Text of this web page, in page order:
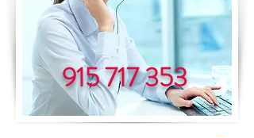
915 717 353